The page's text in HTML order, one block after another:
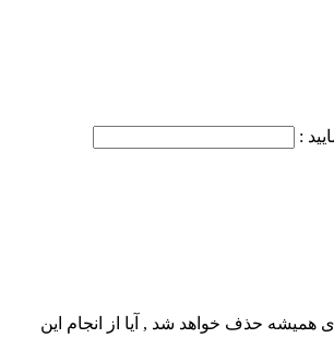
خواهد شد , آیا از انجام این